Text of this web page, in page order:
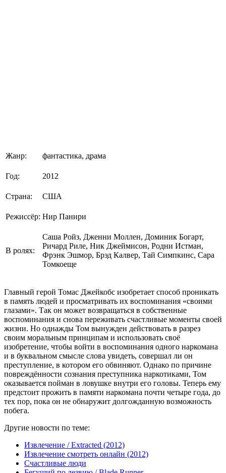
Жанр: фантастика, драма
Год: 2012
Страна: США
Режиссёр: Нир Панири
В ролях:
Саша Ройз, Дженни Моллен, Доминик Богарт,
Ричард Риле, Ник Джеймисон, Родни Истман,
Фрэнк Эшмор, Брэд Калвер, Тай Симпкинс, Сара
Томкоеще
Главный герой Томас Джейкобс изобретает способ проникать
в память людей и просматривать их воспоминания «своими
глазами». Так он может возвращаться в собственные
воспоминания и снова переживать счастливые моменты своей
жизни. Но однажды Том вынужден действовать в разрез
своим моральным принципам и использовать своё
изобретение, чтобы войти в воспоминания одного наркомана
и в буквальном смысле слова увидеть, совершал ли он
преступление, в котором его обвиняют. Однако по причине
повреждённости сознания преступника наркотиками, Том
оказывается пойман в ловушке внутри его головы. Теперь ему
предстоит прожить в памяти наркомана почти четыре года, до
тех пор, пока он не обнаружит долгожданную возможность
побега.
Другие новости по теме:
Извлечение / Extracted (2012)
Извлечение смотреть онлайн (2012)
Счастливые люди